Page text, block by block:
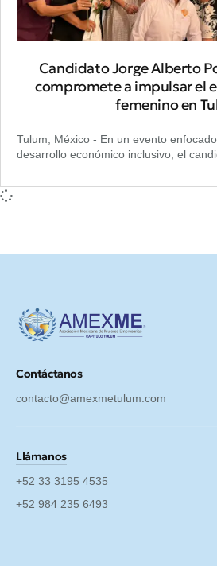
Candidato Jorge Alberto
compromete a impulsar el
femenino en
Tulum, México - En un evento
desarrollo económico inclusivo, el
Contáctanos
contacto@amexmetulum.com
Llámanos
+52 33 3195 4535
+52 984 235 6493